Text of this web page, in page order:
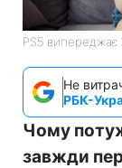
PS5 випереджає
Не
РБК-
Чому
завжди